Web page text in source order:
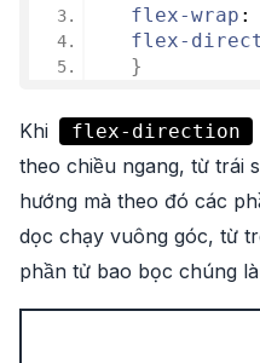
flex-wrap :
flex-
}
Khi flex-direction
theo chiều ngang, từ trái
hướng mà theo đó các
dọc chạy vuông góc, từ
phần tử bao bọc chúng